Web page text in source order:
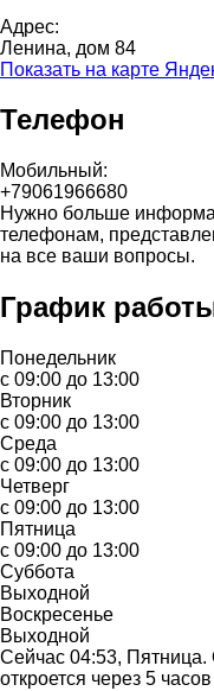
Адрес:
Ленина, дом 84
Показать на карте
Телефон
Мобильный:
+79061966680
Нужно больше
телефонам,
на все ваши вопросы.
График
Понедельник
с 09:00 до 13:00
Вторник
с 09:00 до 13:00
Среда
с 09:00 до 13:00
Четверг
с 09:00 до 13:00
Пятница
с 09:00 до 13:00
Суббота
Выходной
Воскресенье
Выходной
Сейчас 04:53, Пятница.
откроется через 5